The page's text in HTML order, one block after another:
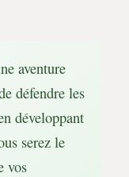
aventure
défendre les
développant
serez le
vos